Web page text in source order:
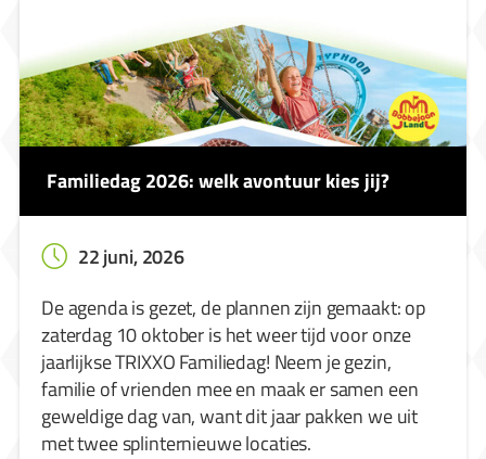
Familiedag 2026: welk avontuur kies jij?
22 juni, 2026
De agenda is gezet, de plannen zijn gemaakt: op
zaterdag 10 oktober is het weer tijd voor onze
jaarlijkse TRIXXO Familiedag! Neem je gezin,
familie of vrienden mee en maak er samen een
geweldige dag van, want dit jaar pakken we uit
met twee splinternieuwe locaties.